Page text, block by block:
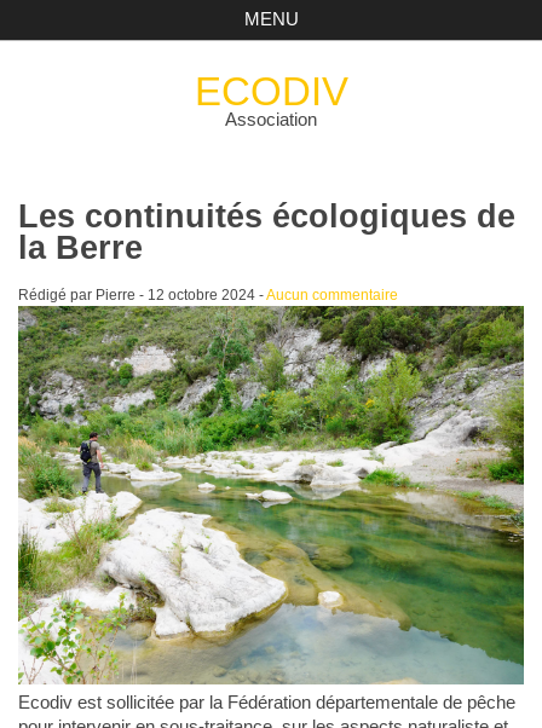
ECODIV
Association
MENU
Les continuités écologiques de
la Berre
Rédigé par Pierre - 12 octobre 2024-Aucun commentaire
Ecodiv est sollicitée par la Fédération départementale de pêche